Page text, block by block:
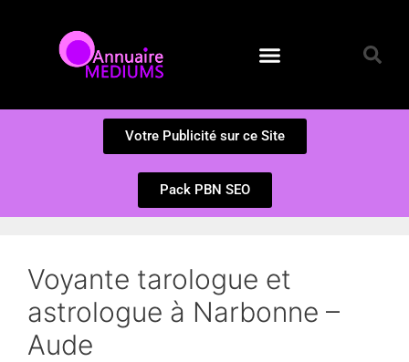
Votre Publicité sur ce Site
Pack PBN SEO
Voyante tarologue et
astrologue à Narbonne –
Aude